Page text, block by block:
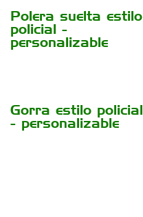
Polera suelta estilo
policial -
personalizable
Gorra estilo policial
- personalizable